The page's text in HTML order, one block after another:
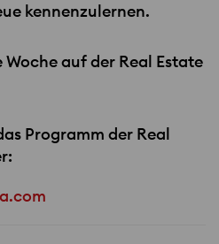
kennenzulernen.
auf der Real Estate
Programm der Real